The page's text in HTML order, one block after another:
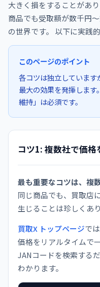
大きく損をすることがあ
商品でも受取額が数千円
の世界です。 以下に実践
このページのポイント
各コツは独立しています
最大の効果を発揮しま
維持」は必須です。
コツ1: 複数社で価格
最も重要なコツは、複
同じ商品でも、買取店
生じることは珍しくあ
買取X トップページで
価格をリアルタイムで
JANコードを検索する
わかります。